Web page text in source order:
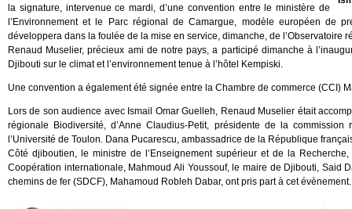
la signature, intervenue ce mardi, d’une convention entre le ministère de
l’Environnement et le Parc régional de Camargue, modèle européen de
développera dans la foulée de la mise en service, dimanche, de l’Observatoire
Renaud Muselier, précieux ami de notre pays, a participé dimanche à
Djibouti sur le climat et l’environnement tenue à l’hôtel Kempiski.
Une convention a également été signée entre la Chambre de commerce (CCI)
Lors de son audience avec Ismail Omar Guelleh, Renaud Muselier était
régionale Biodiversité, d’Anne Claudius-Petit, présidente de la
l’Université de Toulon. Dana Pucarescu, ambassadrice de la République
Côté djiboutien, le ministre de l’Enseignement supérieur et de la
Coopération internationale, Mahmoud Ali Youssouf, le maire de Djibouti,
chemins de fer (SDCF), Mahamoud Robleh Dabar, ont pris part à cet évènement.